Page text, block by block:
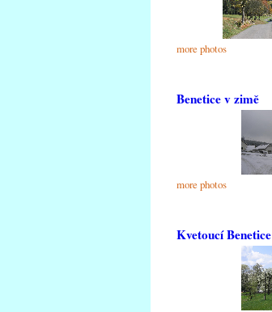
more photos
Benetice v zimě
more photos
Kvetoucí Benetice